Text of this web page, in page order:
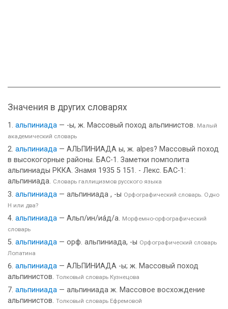
Значения в других словарях
альпиниада — -ы, ж. Массовый поход альпинистов. Малый
академический словарь
альпиниада — АЛЬПИНИАДА ы, ж. alpes? Массовый поход
в высокогорные районы. БАС-1. Заметки помполита
альпиниады РККА. Знамя 1935 5 151. - Лекс. БАС-1:
альпиниада. Словарь галлицизмов русского языка
альпиниада — альпиниада , -ы Орфографический словарь. Одно
Н или два?
альпиниада — Альп/ин/иа́д/а. Морфемно-орфографический
словарь
альпиниада — орф. альпиниада, -ы Орфографический словарь
Лопатина
альпиниада — АЛЬПИНИАДА -ы; ж. Массовый поход
альпинистов. Толковый словарь Кузнецова
альпиниада — альпиниада ж. Массовое восхождение
альпинистов. Толковый словарь Ефремовой